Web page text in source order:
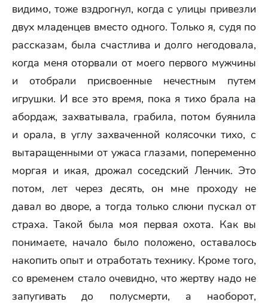
видимо, тоже вздрогнул, когда с улицы привезли
двух младенцев вместо одного. Только я, судя по
рассказам, была счастлива и долго негодовала,
когда меня оторвали от моего первого мужчины
и отобрали присвоенные нечестным путем
игрушки. И все это время, пока я тихо брала на
абордаж, захватывала, грабила, потом буянила
и орала, в углу захваченной колясочки тихо, с
вытаращенными от ужаса глазами, попеременно
моргая и икая, дрожал соседский Ленчик. Это
потом, лет через десять, он мне проходу не
давал во дворе, а тогда только слюни пускал от
страха. Такой была моя первая охота. Как вы
понимаете, начало было положено, оставалось
накопить опыт и отработать технику. Кроме того,
со временем стало очевидно, что жертву надо не
запугивать до полусмерти, а наоборот,